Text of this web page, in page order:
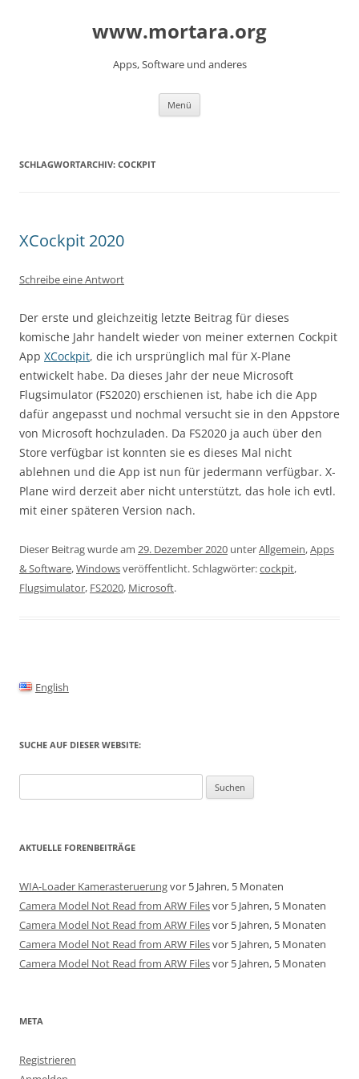
www.mortara.org
Apps, Software und anderes
Menü
SCHLAGWORTARCHIV: COCKPIT
XCockpit 2020
Schreibe eine Antwort
Der erste und gleichzeitig letzte Beitrag für dieses
komische Jahr handelt wieder von meiner externen Cockpit
App XCockpit, die ich ursprünglich mal für X-Plane
entwickelt habe. Da dieses Jahr der neue Microsoft
Flugsimulator (FS2020) erschienen ist, habe ich die App
dafür angepasst und nochmal versucht sie in den Appstore
von Microsoft hochzuladen. Da FS2020 ja auch über den
Store verfügbar ist konnten sie es dieses Mal nicht
ablehnen und die App ist nun für jedermann verfügbar. X-
Plane wird derzeit aber nicht unterstützt, das hole ich evtl.
mit einer späteren Version nach.
Dieser Beitrag wurde am 29. Dezember 2020 unterAllgemein,Apps
& Software,Windowsveröffentlicht. Schlagwörter:cockpit,
Flugsimulator, FS2020, Microsoft.
English
SUCHE AUF DIESER WEBSITE:
nach:
AKTUELLE FORENBEITRÄGE
WIA-Loader Kamerasteruerungvor 5 Jahren, 5 Monaten
Camera Model Not Read from ARW Filesvor 5 Jahren, 5 Monaten
Camera Model Not Read from ARW Filesvor 5 Jahren, 5 Monaten
Camera Model Not Read from ARW Filesvor 5 Jahren, 5 Monaten
Camera Model Not Read from ARW Filesvor 5 Jahren, 5 Monaten
META
Registrieren